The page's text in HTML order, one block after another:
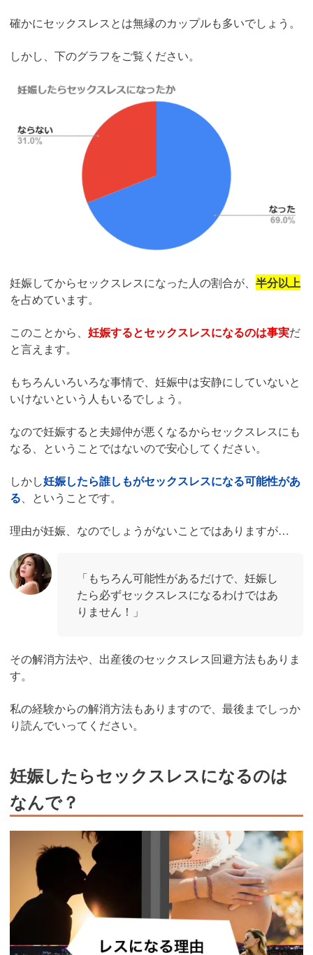
確かにセックスレスとは無縁のカップルも多いでしょう。
しかし、下のグラフをご覧ください。
妊娠してからセックスレスになった人の割合が、 半分以上
を占めています。
このことから、 妊娠するとセックスレスになるのは事実だ
と言えます。
もちろんいろいろな事情で、妊娠中は安静にしていないと
いけないという人もいるでしょう。
なので妊娠すると夫婦仲が悪くなるからセックスレスにも
なる、ということではないので安心してください。
しかし妊娠したら誰しもがセックスレスになる可能性があ
る、ということです。
理由が妊娠、なのでしょうがないことではありますが…
「もちろん可能性があるだけで、妊娠し
たら必ずセックスレスになるわけではあ
りません！」
その解消方法や、出産後のセックスレス回避方法もありま
す。
私の経験からの解消方法もありますので、最後までしっか
り読んでいってください。
妊娠したらセックスレスになるのは
なんで？